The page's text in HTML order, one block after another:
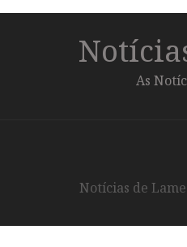
As
Notícias de